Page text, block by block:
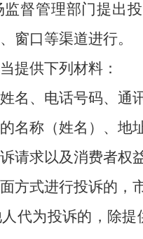
监督管理部门提出
窗口等渠道进行。
提供下列材料：
、电话号码、通讯
称（姓名）、地
求以及消费者权益
式进行投诉的，市
代为投诉的，除